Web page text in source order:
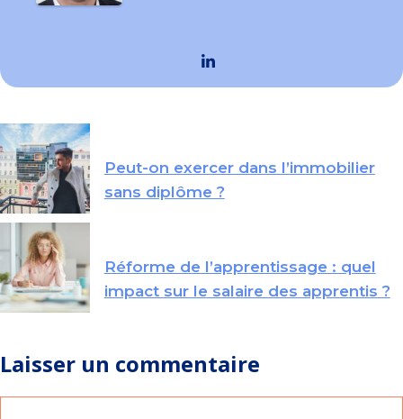
Peut-on exercer dans l’immobilier
sans diplôme ?
Réforme de l’apprentissage : quel
impact sur le salaire des apprentis ?
Laisser un commentaire